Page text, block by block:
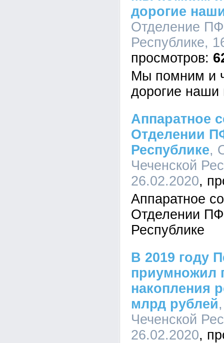
дорогие
Отделение
Республике,
Мы помним и
дорогие наши
Аппаратное
Отделении
Республике,
Чеченской
26.02.2020
Аппаратное
Отделении
Республике
В 2019 году
приумножил
накопления
млрд рублей
Чеченской
26.02.2020